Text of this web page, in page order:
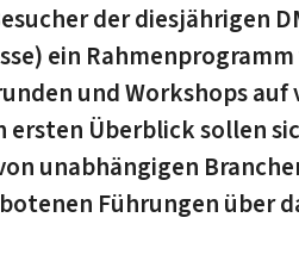
der diesjährigen
ein
und Workshops auf
Überblick sollen
unabhängigen
Führungen über